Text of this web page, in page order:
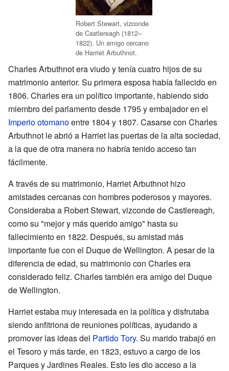
Robert Stewart, vizconde
de Castlereagh (1812–
1822). Un amigo cercano
de Harriet Arbuthnot.
Charles Arbuthnot era viudo y tenía cuatro hijos de su
matrimonio anterior. Su primera esposa había fallecido en
1806. Charles era un político importante, habiendo sido
miembro del parlamento desde 1795 y embajador en el
Imperio otomanoentre 1804 y 1807. Casarse con Charles
Arbuthnot le abrió a Harriet las puertas de la alta sociedad,
a la que de otra manera no habría tenido acceso tan
fácilmente.
A través de su matrimonio, Harriet Arbuthnot hizo
amistades cercanas con hombres poderosos y mayores.
Consideraba a Robert Stewart, vizconde de Castlereagh,
como su "mejor y más querido amigo" hasta su
fallecimiento en 1822. Después, su amistad más
importante fue con el Duque de Wellington. A pesar de la
diferencia de edad, su matrimonio con Charles era
considerado feliz. Charles también era amigo del Duque
de Wellington.
Harriet estaba muy interesada en la política y disfrutaba
siendo anfitriona de reuniones políticas, ayudando a
promover las ideas del Partido Tory. Su marido trabajó en
el Tesoro y más tarde, en 1823, estuvo a cargo de los
Parques y Jardines Reales. Esto les dio acceso a la